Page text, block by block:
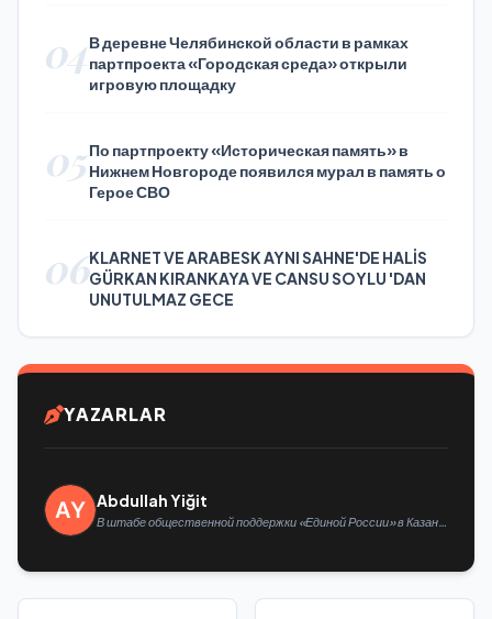
04В деревне Челябинской области в рамках
партпроекта «Городская среда» открыли
игровую площадку
05По партпроекту «Историческая память» в
Нижнем Новгороде появился мурал в память о
Герое СВО
06KLARNET VE ARABESK AYNI SAHNE'DE HALİS
GÜRKAN KIRANKAYA VE CANSU SOYLU 'DAN
UNUTULMAZ GECE
YAZARLAR
Abdullah Yiğit
В штабе общественной поддержки «Единой России» в Казани